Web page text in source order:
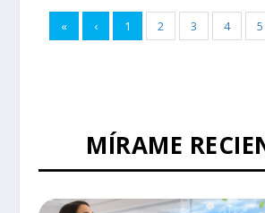
« ‹ 1 2 3 4 5
MÍRAME